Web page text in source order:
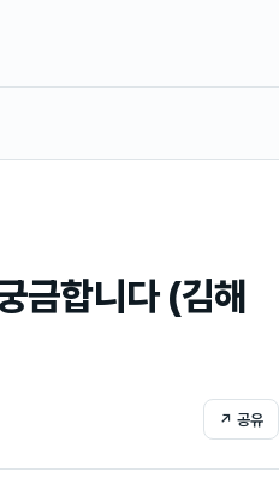
금합니다 (김해
↗ 공유